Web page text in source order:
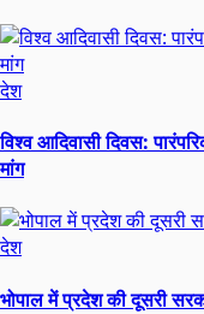
देश
विश्व आदिवासी दिवस:
मांग
देश
भोपाल में प्रदेश की दूसरी